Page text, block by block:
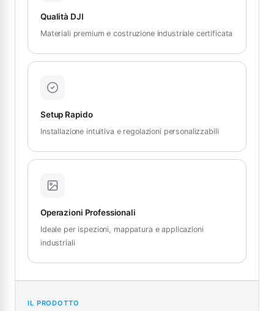
Qualità DJI
Materiali premium e costruzione industriale certificata
Setup Rapido
Installazione intuitiva e regolazioni personalizzabili
Operazioni Professionali
Ideale per ispezioni, mappatura e applicazioni
industriali
IL PRODOTTO